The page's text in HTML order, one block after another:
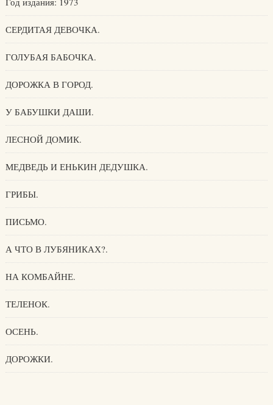
СЕРДИТАЯ ДЕВОЧКА.
ГОЛУБАЯ БАБОЧКА.
ДОРОЖКА В ГОРОД.
У БАБУШКИ ДАШИ.
ЛЕСНОЙ ДОМИК.
МЕДВЕДЬ И ЕНЬКИН ДЕДУШКА.
ГРИБЫ.
ПИСЬМО.
А ЧТО В ЛУБЯНИКАХ?.
НА КОМБАЙНЕ.
ТЕЛЕНОК.
ОСЕНЬ.
ДОРОЖКИ.